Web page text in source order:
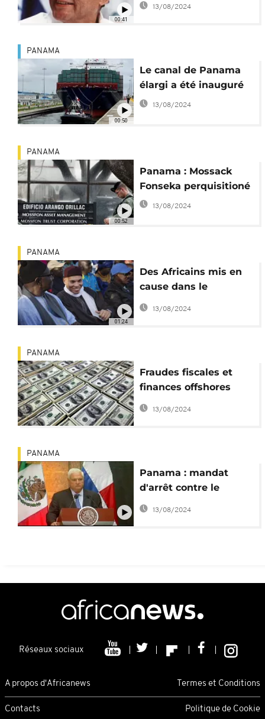
00:41
13/08/2024
00:50
PANAMA
Le canal de Panama
élargi a été inauguré
13/08/2024
00:52
PANAMA
Panama : Mossack
Fonseka perquisitioné
13/08/2024
01:24
PANAMA
Des Africains mis en
cause dans le
scandale ''Panama
Papers''
13/08/2024
PANAMA
Fraudes fiscales et
finances offshores
dévoilées
13/08/2024
PANAMA
Panama : mandat
d'arrêt contre le
président Ricardo
Martinelli
13/08/2024
Réseaux sociaux
A propos d'Africanews Termes et Conditions
Contacts Politique de Cookie